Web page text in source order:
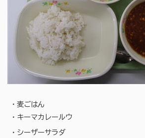
・麦ごはん
・キーマカレールウ
・シーザーサラダ